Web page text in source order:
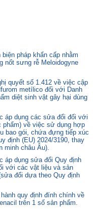
pháp khẩn cấp nhằm
nốt sưng rễ Meloidogyne
quyết số 1.412 về việc cập
metílico đối với Danh
diệt sinh vật gây hại dùng
áp dụng các sửa đổi đối với
phẩm) về việc sử dụng hợp
bao gói, chứa đựng tiếp xúc
định (EU) 2024/3190, thay
minh châu Âu).
áp dụng sửa đổi Quy định
với các vật liệu và sản
đổi dựa theo Quy định
quy định đính chính về
trên 1 số sản phẩm.